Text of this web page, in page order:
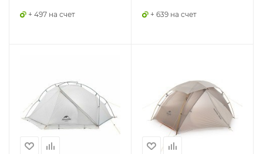
+ 497 на счет + 639 на счет